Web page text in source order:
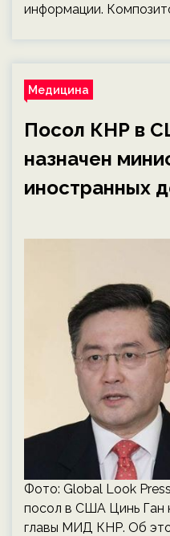
информации.
Медицина
Посол КНР в
назначен
иностранных
Фото: Global Look
посол в США Цинь Ган
главы МИД КНР. Об